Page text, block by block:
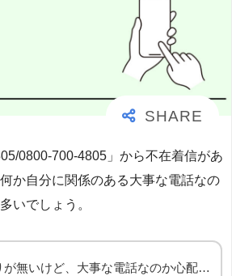
0800-700-4805」から不在着信があ
か自分に関係のある大事な電話なの
いでしょう。
が無いけど、大事な電話なのか心配…